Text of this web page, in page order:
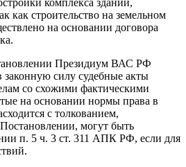
как строительство на земельном
на основании договора
Президиум ВАС РФ
законную силу судебные акты
со схожими фактическими
на основании нормы права в
с толкованием,
могут быть
п. 5 ч. 3 ст. 311 АПК РФ, если для